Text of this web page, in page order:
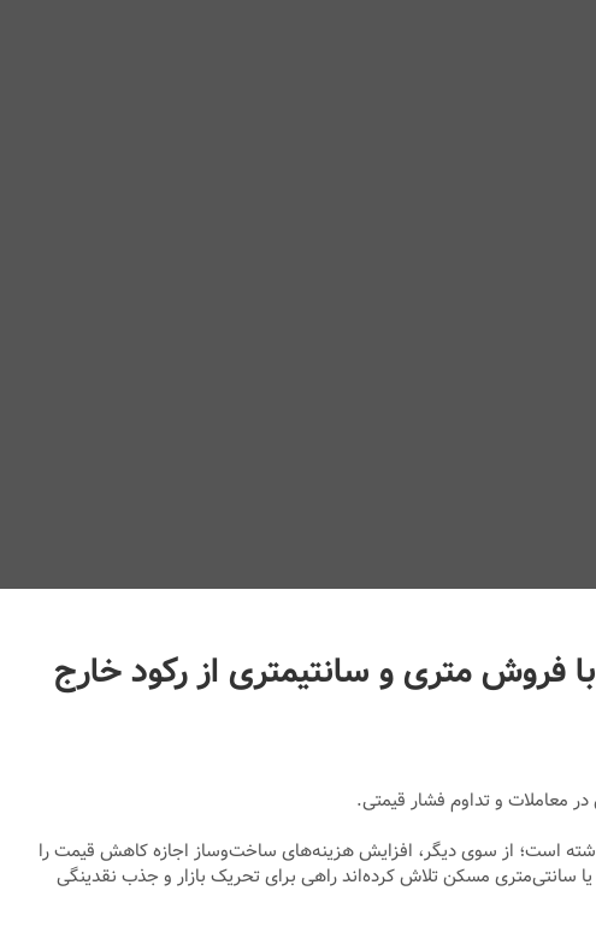
متری و سانتیمتری از رکود خارج
معاملات و تداوم فشار قیمتی.
است؛ از سوی دیگر، افزایش هزینه‌های ساخت‌وساز اجازه کاهش قیمت را
مسکن تلاش کرده‌اند راهی برای تحریک بازار و جذب نقدینگی